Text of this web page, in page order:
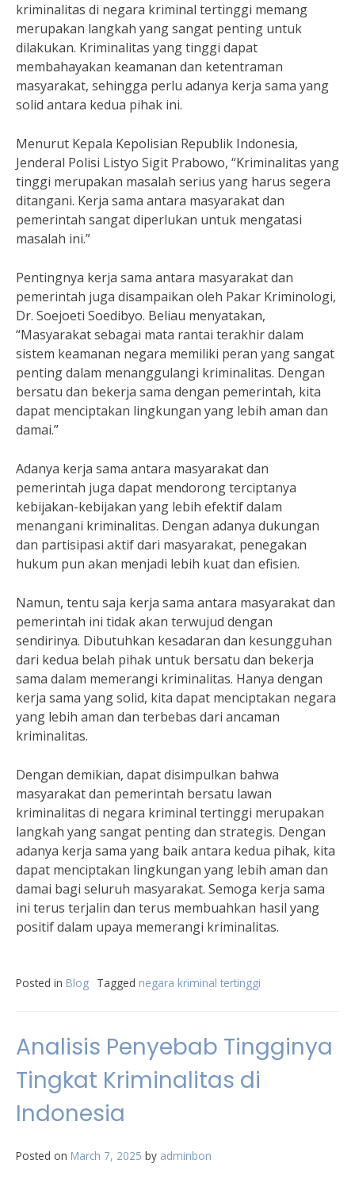
kriminalitas di negara kriminal tertinggi memang
merupakan langkah yang sangat penting untuk
dilakukan. Kriminalitas yang tinggi dapat
membahayakan keamanan dan ketentraman
masyarakat, sehingga perlu adanya kerja sama yang
solid antara kedua pihak ini.
Menurut Kepala Kepolisian Republik Indonesia,
Jenderal Polisi Listyo Sigit Prabowo, “Kriminalitas yang
tinggi merupakan masalah serius yang harus segera
ditangani. Kerja sama antara masyarakat dan
pemerintah sangat diperlukan untuk mengatasi
masalah ini.”
Pentingnya kerja sama antara masyarakat dan
pemerintah juga disampaikan oleh Pakar Kriminologi,
Dr. Soejoeti Soedibyo. Beliau menyatakan,
“Masyarakat sebagai mata rantai terakhir dalam
sistem keamanan negara memiliki peran yang sangat
penting dalam menanggulangi kriminalitas. Dengan
bersatu dan bekerja sama dengan pemerintah, kita
dapat menciptakan lingkungan yang lebih aman dan
damai.”
Adanya kerja sama antara masyarakat dan
pemerintah juga dapat mendorong terciptanya
kebijakan-kebijakan yang lebih efektif dalam
menangani kriminalitas. Dengan adanya dukungan
dan partisipasi aktif dari masyarakat, penegakan
hukum pun akan menjadi lebih kuat dan efisien.
Namun, tentu saja kerja sama antara masyarakat dan
pemerintah ini tidak akan terwujud dengan
sendirinya. Dibutuhkan kesadaran dan kesungguhan
dari kedua belah pihak untuk bersatu dan bekerja
sama dalam memerangi kriminalitas. Hanya dengan
kerja sama yang solid, kita dapat menciptakan negara
yang lebih aman dan terbebas dari ancaman
kriminalitas.
Dengan demikian, dapat disimpulkan bahwa
masyarakat dan pemerintah bersatu lawan
kriminalitas di negara kriminal tertinggi merupakan
langkah yang sangat penting dan strategis. Dengan
adanya kerja sama yang baik antara kedua pihak, kita
dapat menciptakan lingkungan yang lebih aman dan
damai bagi seluruh masyarakat. Semoga kerja sama
ini terus terjalin dan terus membuahkan hasil yang
positif dalam upaya memerangi kriminalitas.
Posted in Blog Tagged negara kriminal tertinggi
Analisis Penyebab Tingginya
Tingkat Kriminalitas di
Indonesia
Posted on March 7, 2025 by adminbon